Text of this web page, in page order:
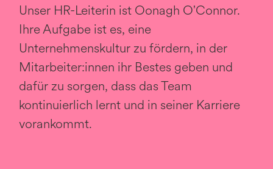
Unser HR-Leiterin ist Oonagh O'Connor.
Ihre Aufgabe ist es, eine
Unternehmenskultur zu fördern, in der
Mitarbeiter:innen ihr Bestes geben und
dafür zu sorgen, dass das Team
kontinuierlich lernt und in seiner Karriere
vorankommt.